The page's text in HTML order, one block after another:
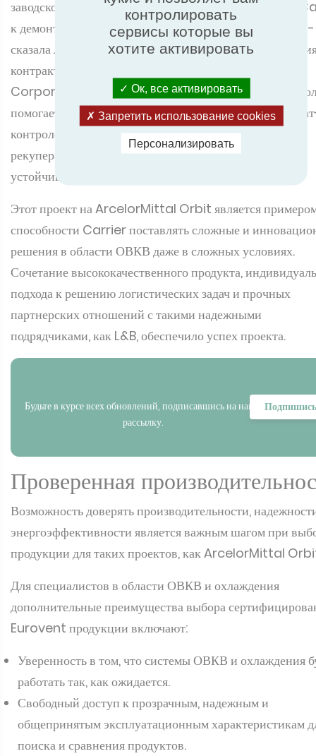
заводской зоне на крыше, но инновационный подход
к демонтажу и восстановлению оказался наилучшим», -
сказалаХанна Барклай, руководитель отдела
контрактами, London Legacy Development
Corporation. «Этот новый современный чиллер не
помогает удовлетворить текущие потребности в
контроле внутри ArcelorMittal Orbit, но и добавляет
рекуператор тепла De-Superheater, обеспечивая
устойчивое решение на годы вперед».
Этот проект на ArcelorMittal Orbit является
способности Carrier поставлять сложные и
решения в области ОВКВ даже в сложных условиях.
Сочетание высококачественного продукта,
подхода к решению логистических задач и прочных
партнерских отношений с такими надежными
подрядчиками, как L&B, обеспечило успех проекта.
Будьте в курсе всех обновлений, подписавшись на нашу
рассылку.
Подпишись
Проверенная
Возможность доверять производительности,
энергоэффективности является важным шагом при
продукции для таких проектов, как ArcelorMittal
Для специалистов в области ОВКВ и охлаждения
дополнительные преимущества выбора
Eurovent продукции включают:
Уверенность в том, что системы ОВКВ и охлаждения
работать так, как ожидается.
Свободный доступ к прозрачным, надежным и
общепринятым эксплуатационным характеристикам
поиска и сравнения продуктов.
контролировать
сервисы которые вы
хотите активировать
Ок, все активировать
Запретить использование cookies
Персонализировать